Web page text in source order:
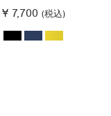
¥ 7,700 (税込)